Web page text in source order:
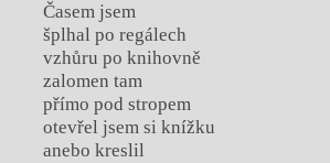
Časem jsem
šplhal po regálech
vzhůru po knihovně
zalomen tam
přímo pod stropem
otevřel jsem si knížku
anebo kreslil